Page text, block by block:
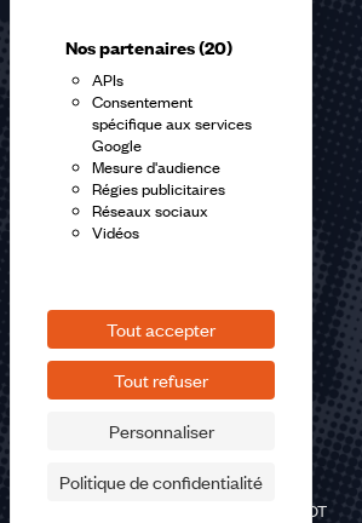
Nos partenaires(20)
APIs
Consentement
spécifique aux services
Google
Mesure d'audience
Régies publicitaires
Réseaux sociaux
Vidéos
Tout accepter
Tout refuser
Personnaliser
Politique de confidentialité
©2026 CFDT